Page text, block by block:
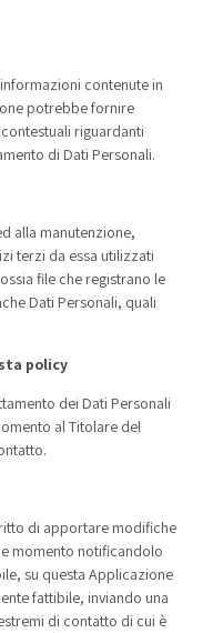
contenute in
potrebbe fornire
riguardanti
di Dati Personali.
alla manutenzione,
terzi da essa utilizzati
file che registrano le
Dati Personali, quali
policy
dei Dati Personali
al Titolare del
di apportare modifiche
momento notificandolo
su questa Applicazione
fattibile, inviando una
di contatto di cui è